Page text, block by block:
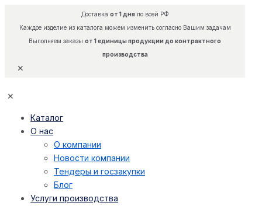
Доставка от 1 дняпо всей РФ
Каждое изделие из каталога можем изменить согласно Вашим задачам
Выполняем заказы от 1 единицы продукции до контрактного
производства
✕
✕
Каталог
О нас
О компании
Новости компании
Тендеры и госзакупки
Блог
Услуги производства